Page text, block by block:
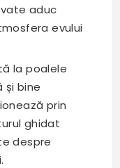
aduc
evului
la poalele
și bine
prin
ghidat
despre